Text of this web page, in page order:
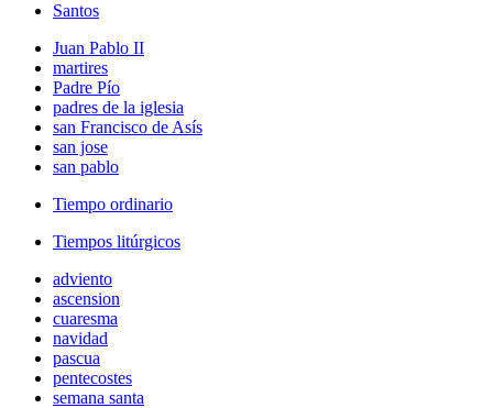
Santos
Juan Pablo II
martires
Padre Pío
padres de la iglesia
san Francisco de Asís
san jose
san pablo
Tiempo ordinario
Tiempos litúrgicos
adviento
ascension
cuaresma
navidad
pascua
pentecostes
semana santa